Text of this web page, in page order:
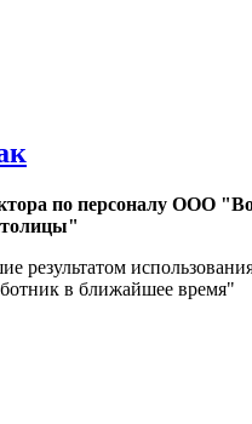
по персоналу ООО
результатом
в ближайшее время"